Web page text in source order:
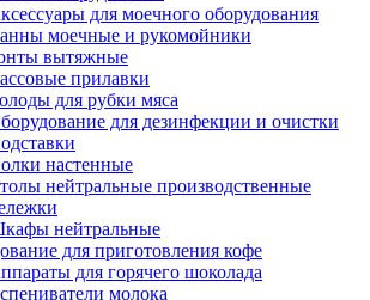
для моечного оборудования
моечные и рукомойники
вытяжные
прилавки
для рубки мяса
для дезинфекции и очистки
настенные
нейтральные производственные
нейтральные
для приготовления кофе
для горячего шоколада
молока